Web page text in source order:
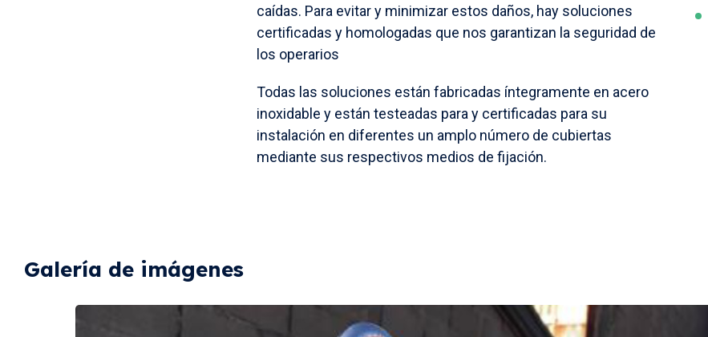
caídas. Para evitar y minimizar estos daños, hay soluciones
certificadas y homologadas que nos garantizan la seguridad de
los operarios
Todas las soluciones están fabricadas íntegramente en acero
inoxidable y están testeadas para y certificadas para su
instalación en diferentes un amplo número de cubiertas
mediante sus respectivos medios de fijación.
Galería de imágenes